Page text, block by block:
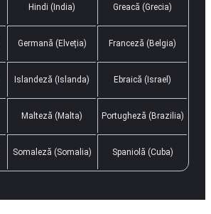
Hindi (India) Greacă (Grecia)
Germană (Elveția) Franceză (Belgia)
Islandeză (Islanda) Ebraică (Israel)
Malteză (Malta) Portugheză (Brazilia)
Somaleză (Somalia) Spaniolă (Cuba)